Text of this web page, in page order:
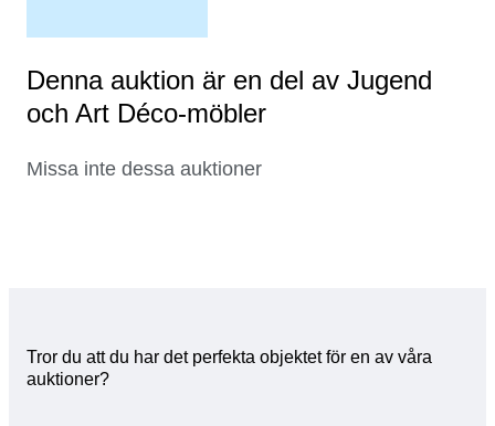
Denna auktion är en del av Jugend
och Art Déco-möbler
Missa inte dessa auktioner
Tror du att du har det perfekta objektet för en av våra
auktioner?